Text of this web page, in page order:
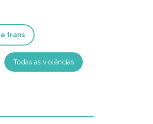
trans
Todas as violências